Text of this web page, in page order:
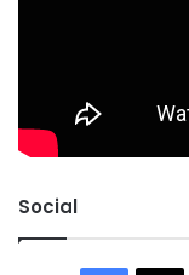
Social